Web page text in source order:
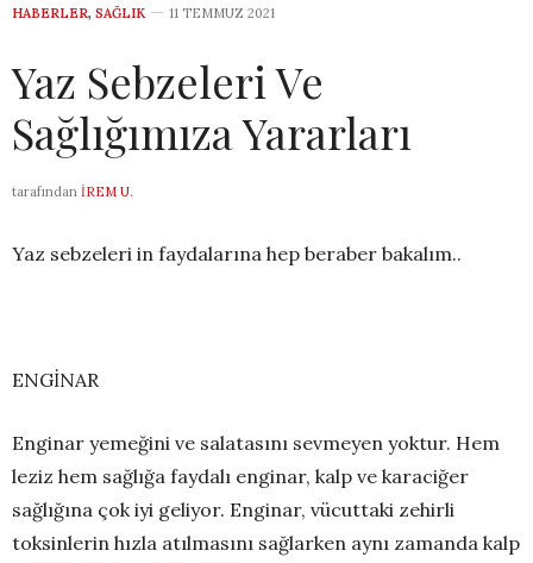
HABERLER, SAĞLIK 11 TEMMUZ 2021
Yaz Sebzeleri Ve
Sağlığımıza Yararları
tarafından İREM U.
Yaz sebzeleri in faydalarına hep beraber bakalım..
ENGİNAR
Enginar yemeğini ve salatasını sevmeyen yoktur. Hem
leziz hem sağlığa faydalı enginar, kalp ve karaciğer
sağlığına çok iyi geliyor. Enginar, vücuttaki zehirli
toksinlerin hızla atılmasını sağlarken aynı zamanda kalp